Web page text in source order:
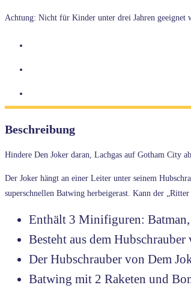
Achtung: Nicht für Kinder unter drei Jahren geeignet
Beschreibung
Hindere Den Joker daran, Lachgas auf Gotham City
Der Joker hängt an einer Leiter unter seinem
superschnellen Batwing herbeigerast. Kann der
Enthält 3 Minifiguren:
Besteht aus dem
Der Hubschrauber von Dem
Batwing mit 2 Raketen und